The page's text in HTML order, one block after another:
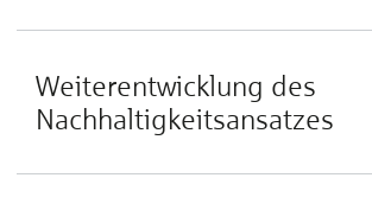
Weiterentwicklung des
Nachhaltigkeitsansatzes